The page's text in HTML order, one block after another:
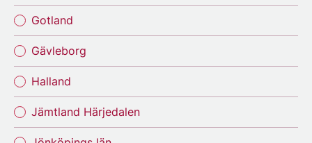
Gotland
Gävleborg
Halland
Jämtland Härjedalen